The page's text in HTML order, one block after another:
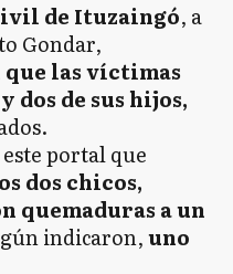
de Ituzaingó, a
Gondar,
las víctimas
dos de sus hijos,
portal que
dos chicos,
quemaduras a un
indicaron,uno